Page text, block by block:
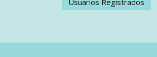
Usuarios Registrados